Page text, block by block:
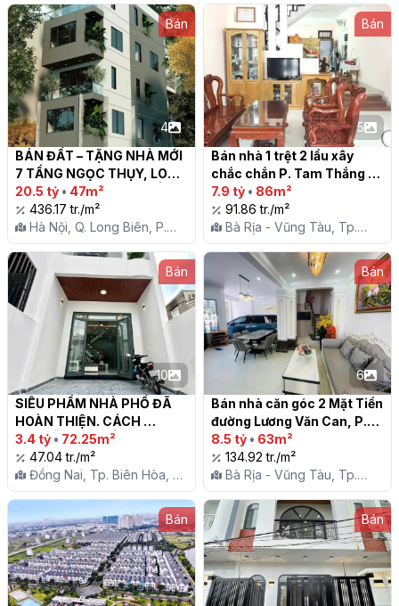
Bán
4
BÁN ĐẤT – TẶNG NHÀ MỚI
7 TẦNG NGỌC THỤY, LONG
BIÊN – LÔ GÓC SIÊU HIẾM
20.5 tỷ • 47m²
436.17 tr./m²
Hà Nội, Q. Long Biên, P.
Ngọc Thụy
Bán
5
Bán nhà 1 trệt 2 lầu xây
chắc chắn P. Tam Thắng -
Vũng Tàu
7.9 tỷ • 86m²
91.86 tr./m²
Bà Rịa - Vũng Tàu, Tp.
Vũng Tàu, P. Thắng Tam
Bán
10
SIÊU PHẨM NHÀ PHỐ ĐÃ
HOÀN THIỆN. CÁCH
NGUYỄN ÁI QUỐC 150m .
NGAY GIÁO XỨ LỘC LÂM
3.4 tỷ • 72.25m²
47.04 tr./m²
Đồng Nai, Tp. Biên Hòa, P.
Hố Nai
Bán
6
Bán nhà căn góc 2 Mặt Tiền
đường Lương Văn Can, P.2,
Vũng Tàu
8.5 tỷ • 63m²
134.92 tr./m²
Bà Rịa - Vũng Tàu, Tp.
Vũng Tàu, P. 2
Bán
Bán